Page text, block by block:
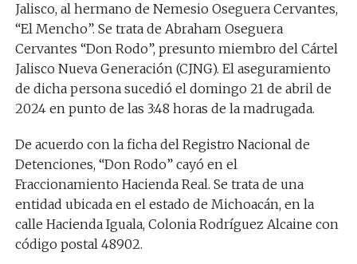
Jalisco, al hermano de Nemesio Oseguera Cervantes,
“El Mencho”. Se trata de Abraham Oseguera
Cervantes “Don Rodo”, presunto miembro del Cártel
Jalisco Nueva Generación (CJNG). El aseguramiento
de dicha persona sucedió el domingo 21 de abril de
2024 en punto de las 3:48 horas de la madrugada.
De acuerdo con la ficha del Registro Nacional de
Detenciones, “Don Rodo” cayó en el
Fraccionamiento Hacienda Real. Se trata de una
entidad ubicada en el estado de Michoacán, en la
calle Hacienda Iguala, Colonia Rodríguez Alcaine con
código postal 48902.